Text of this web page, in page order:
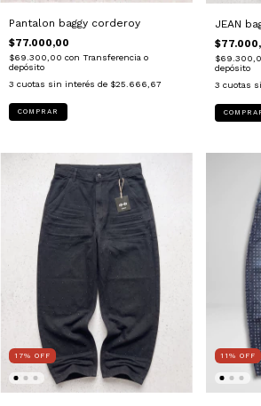
Pantalon baggy corderoy
$77.000,00
$69.300,00 con Transferencia o
depósito
3 cuotas sin interés de $25.666,67
COMPRAR
JEAN
depósito
3 cuotas
17% OFF 11 % OFF